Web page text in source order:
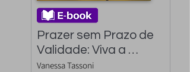
Prazer sem Prazo de
Validade: Viva a
Sexualidade Plena na
Vanessa Tassoni